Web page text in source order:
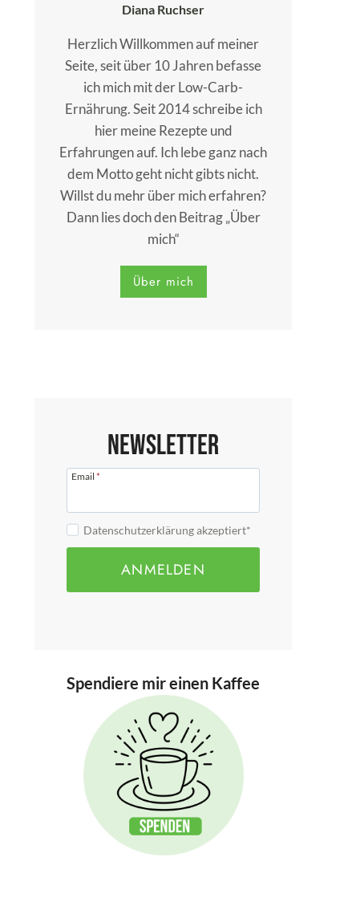
Diana Ruchser
Herzlich Willkommen auf meiner
Seite, seit über 10 Jahren befasse
ich mich mit der Low-Carb-
Ernährung. Seit 2014 schreibe ich
hier meine Rezepte und
Erfahrungen auf. Ich lebe ganz nach
dem Motto geht nicht gibts nicht.
Willst du mehr über mich erfahren?
Dann lies doch den Beitrag „Über
mich“
Über mich
Newsletter
Email *
Datenschutzerklärung akzeptiert*
ANMELDEN
Spendiere mir einen Kaffee